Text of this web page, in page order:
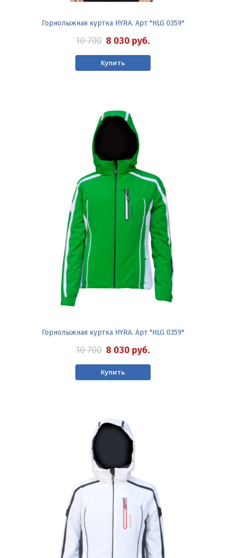
Горнолыжная куртка HYRA. Арт "HLG 0359"
10 700 8 030 руб.
Купить
Горнолыжная куртка HYRA. Арт "HLG 0359"
10 700 8 030 руб.
Купить